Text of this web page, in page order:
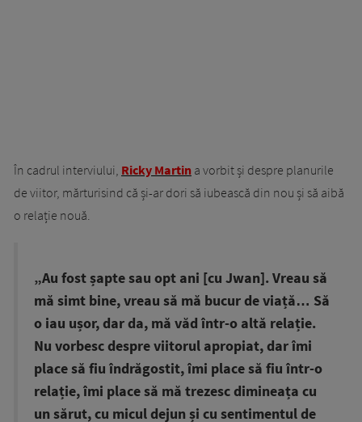
În cadrul interviului, Ricky Martin a vorbit și despre planurile
de viitor, mărturisind că și-ar dori să iubească din nou și să aibă
o relație nouă.
„Au fost șapte sau opt ani [cu Jwan]. Vreau să
mă simt bine, vreau să mă bucur de viață… Să
o iau ușor, dar da, mă văd într-o altă relație.
Nu vorbesc despre viitorul apropiat, dar îmi
place să fiu îndrăgostit, îmi place să fiu într-o
relație, îmi place să mă trezesc dimineața cu
un sărut, cu micul dejun și cu sentimentul de